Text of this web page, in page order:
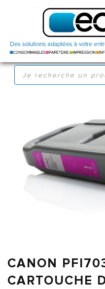
RECHERCHE
PRODUITS
CANON
CARTOUCHE